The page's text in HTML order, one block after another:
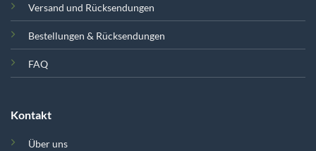
Versand und Rücksendungen
Bestellungen & Rücksendungen
FAQ
Kontakt
Über uns